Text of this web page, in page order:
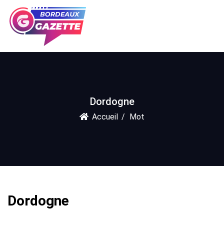
Dordogne
Accueil Mot
Dordogne